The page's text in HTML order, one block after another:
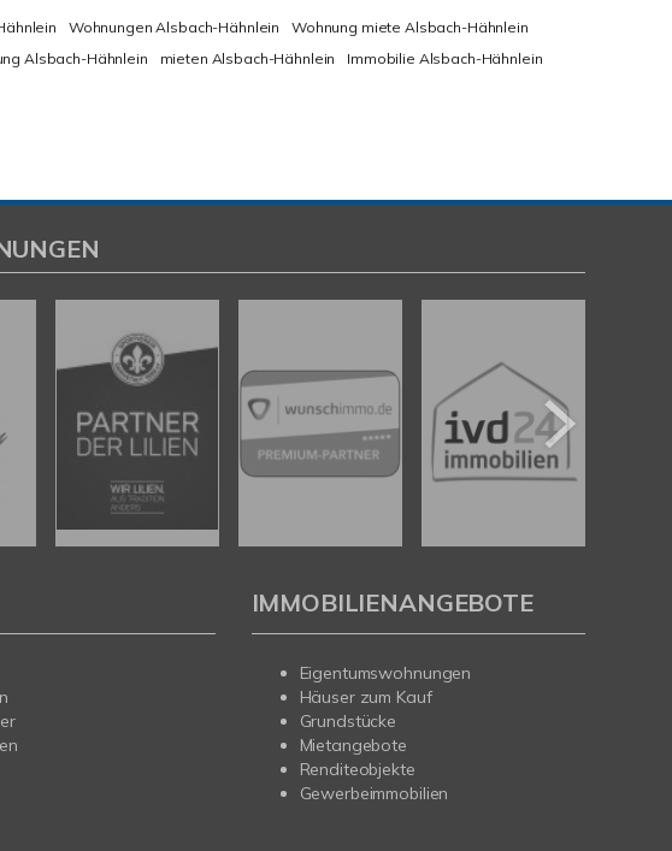
Wohnungen Alsbach-Hähnlein
Wohnung miete Alsbach-Hähnlein
Alsbach-Hähnlein mieten Alsbach-Hähnlein
Immobilie Alsbach-Hähnlein
IMMOBILIENANGEBOTE
Eigentumswohnungen
Häuser zum Kauf
Grundstücke
Mietangebote
Renditeobjekte
Gewerbeimmobilien